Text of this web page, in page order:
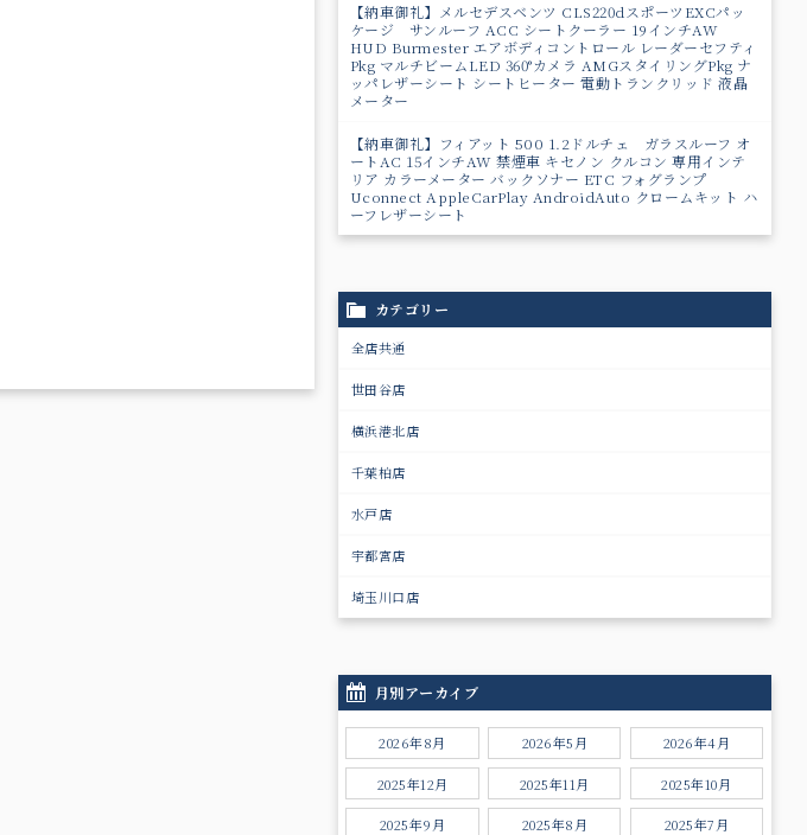
【納車御礼】メルセデスベンツ CLS220dスポーツEXCパッ
ケージ サンルーフ ACC シートクーラー 19インチAW
HUD Burmester エアボディコントロール レーダーセフティ
Pkg マルチビームLED 360°カメラ AMGスタイリングPkg ナ
ッパレザーシート シートヒーター 電動トランクリッド 液晶
メーター
【納車御礼】フィアット 500 1.2ドルチェ ガラスルーフ オ
ートAC 15インチAW 禁煙車 キセノン クルコン 専用インテ
リア カラーメーター バックソナー ETC フォグランプ
Uconnect AppleCarPlay AndroidAuto クロームキット ハ
ーフレザーシート
カテゴリー
全店共通
世田谷店
横浜港北店
千葉柏店
水戸店
宇都宮店
埼玉川口店
月別アーカイブ
2026年8月 2026年5月 2026年4月
2025年12月 2025年11月 2025年10月
2025年9月 2025年8月 2025年7月